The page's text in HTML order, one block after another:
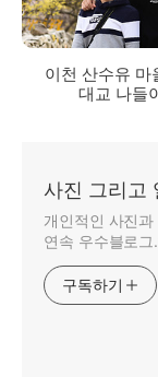
이천 산수유 마
대교 나들
사진 그리고
개인적인 사진
연속 우수블로
구독하기